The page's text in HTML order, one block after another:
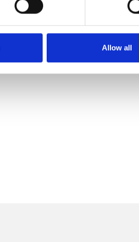
Allow all